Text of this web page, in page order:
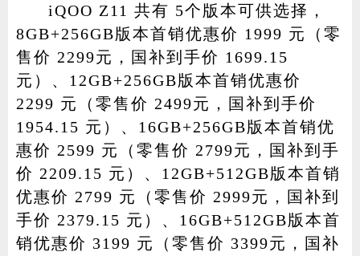
iQOO Z11 共有 5个版本可供选择，
8GB+256GB版本首销优惠价 1999 元（零
售价 2299元，国补到手价 1699.15
元）、12GB+256GB版本首销优惠价
2299 元（零售价 2499元，国补到手价
1954.15 元）、16GB+256GB版本首销优
惠价 2599 元（零售价 2799元，国补到手
价 2209.15 元）、12GB+512GB版本首销
优惠价 2799 元（零售价 2999元，国补到
手价 2379.15 元）、16GB+512GB版本首
销优惠价 3199 元（零售价 3399元，国补